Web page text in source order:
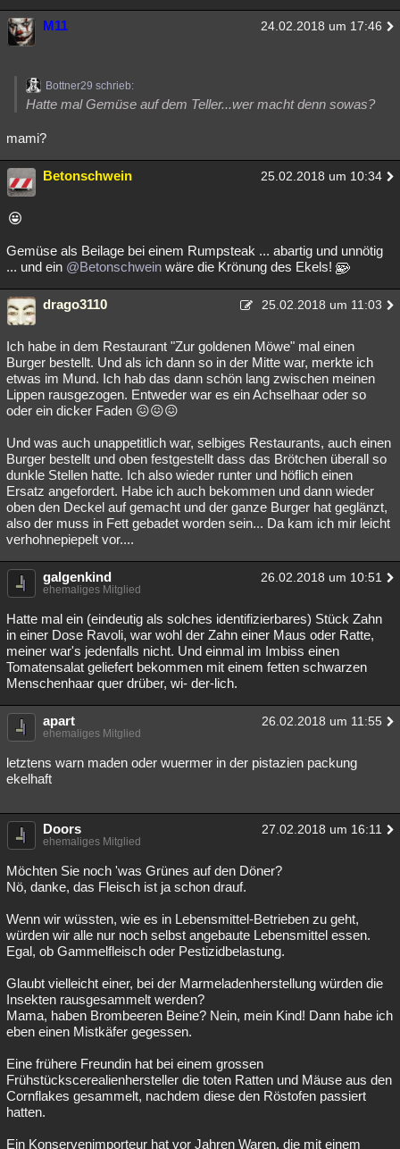
M11 24.02.2018 um 17:46
Bottner29 schrieb:
Hatte mal Gemüse auf dem Teller...wer macht denn sowas?
mami?
Betonschwein 25.02.2018 um 10:34
Gemüse als Beilage bei einem Rumpsteak ... abartig und unnötig
... und ein @Betonschwein wäre die Krönung des Ekels!
drago3110 25.02.2018 um 11:03
Ich habe in dem Restaurant "Zur goldenen Möwe" mal einen
Burger bestellt. Und als ich dann so in der Mitte war, merkte ich
etwas im Mund. Ich hab das dann schön lang zwischen meinen
Lippen rausgezogen. Entweder war es ein Achselhaar oder so
oder ein dicker Faden 😖😖😖
Und was auch unappetitlich war, selbiges Restaurants, auch einen
Burger bestellt und oben festgestellt dass das Brötchen überall so
dunkle Stellen hatte. Ich also wieder runter und höflich einen
Ersatz angefordert. Habe ich auch bekommen und dann wieder
oben den Deckel auf gemacht und der ganze Burger hat geglänzt,
also der muss in Fett gebadet worden sein... Da kam ich mir leicht
verhohnepiepelt vor....
galgenkind 26.02.2018 um 10:51
ehemaliges Mitglied
Hatte mal ein (eindeutig als solches identifizierbares) Stück Zahn
in einer Dose Ravoli, war wohl der Zahn einer Maus oder Ratte,
meiner war's jedenfalls nicht. Und einmal im Imbiss einen
Tomatensalat geliefert bekommen mit einem fetten schwarzen
Menschenhaar quer drüber, wi- der-lich.
apart 26.02.2018 um 11:55
ehemaliges Mitglied
letztens warn maden oder wuermer in der pistazien packung
ekelhaft
Doors 27.02.2018 um 16:11
ehemaliges Mitglied
Möchten Sie noch 'was Grünes auf den Döner?
Nö, danke, das Fleisch ist ja schon drauf.
Wenn wir wüssten, wie es in Lebensmittel-Betrieben zu geht,
würden wir alle nur noch selbst angebaute Lebensmittel essen.
Egal, ob Gammelfleisch oder Pestizidbelastung.
Glaubt vielleicht einer, bei der Marmeladenherstellung würden die
Insekten rausgesammelt werden?
Mama, haben Brombeeren Beine? Nein, mein Kind! Dann habe ich
eben einen Mistkäfer gegessen.
Eine frühere Freundin hat bei einem grossen
Frühstückscerealienhersteller die toten Ratten und Mäuse aus den
Cornflakes gesammelt, nachdem diese den Röstofen passiert
hatten.
Ein Konservenimporteur hat vor Jahren Waren, die mit einem